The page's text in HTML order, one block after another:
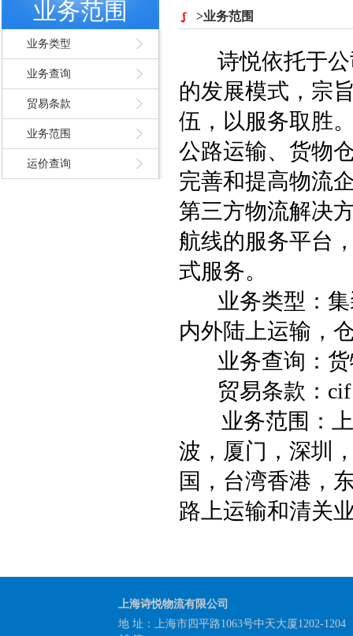
业务范围
业务类型
业务查询
贸易条款
业务范围
运价查询
>业务范围
诗悦依托于公
的发展模式，宗
伍，以服务取胜
公路运输、货物
完善和提高物流
第三方物流解决
航线的服务平台
式服务。
业务类型：
内外陆上运输，
业务查询：
贸易条款： cif
业务范围：
波，厦门，深圳
国，台湾香港，
路上运输和清关
上海诗悦物流有限公司
地 址：上海市四平路1063号中天大厦1202-1204